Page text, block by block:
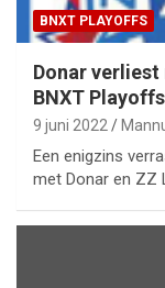
BNXT PLAYOFFS
Donar
BNXT
9 juni 2022
Een enigzins
met Donar en ZZ